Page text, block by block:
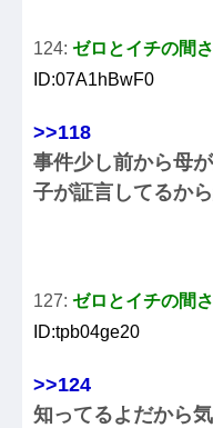
124: ゼロとイチの間
ID:07A1hBwF0
>>118
事件少し前から母
子が証言してるか
127: ゼロとイチの間
ID:tpb04ge20
>>124
知ってるよだから